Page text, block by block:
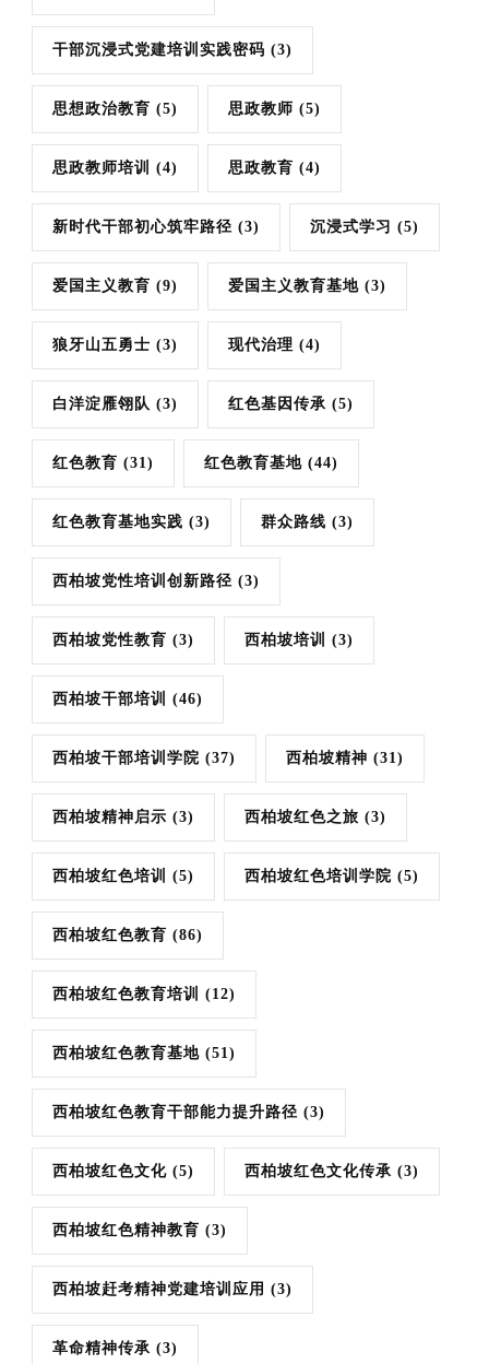
干部沉浸式党建培训实践密码 (3)
思想政治教育 (5) 思政教师 (5)
思政教师培训 (4) 思政教育 (4)
新时代干部初心筑牢路径 (3) 沉浸式学习 (5)
爱国主义教育 (9) 爱国主义教育基地 (3)
狼牙山五勇士 (3) 现代治理 (4)
白洋淀雁翎队 (3) 红色基因传承 (5)
红色教育 (31) 红色教育基地 (44)
红色教育基地实践 (3) 群众路线 (3)
西柏坡党性培训创新路径 (3)
西柏坡党性教育 (3) 西柏坡培训 (3)
西柏坡干部培训 (46)
西柏坡干部培训学院 (37) 西柏坡精神 (31)
西柏坡精神启示 (3) 西柏坡红色之旅 (3)
西柏坡红色培训 (5) 西柏坡红色培训学院 (5)
西柏坡红色教育 (86)
西柏坡红色教育培训 (12)
西柏坡红色教育基地 (51)
西柏坡红色教育干部能力提升路径 (3)
西柏坡红色文化 (5) 西柏坡红色文化传承 (3)
西柏坡红色精神教育 (3)
西柏坡赶考精神党建培训应用 (3)
革命精神传承 (3)